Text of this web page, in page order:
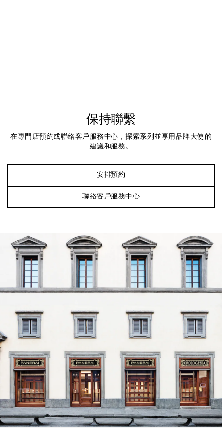
保持聯繫
在專門店預約或聯絡客戶服務中心，探索系列並享用品牌大使的
建議和服務。
安排預約
聯絡客戶服務中心